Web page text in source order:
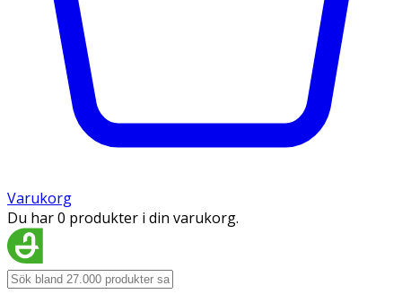
Varukorg
Du har 0 produkter i din varukorg.